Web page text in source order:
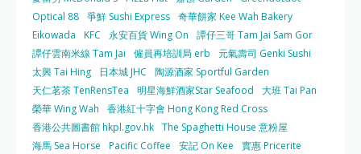
Optical 88 爭鮮 Sushi Express 奇華餅家 Kee Wah Bakery
Eikowada
KFC 永安百貨 Wing On
譚仔三哥 Tam Jai Sam Gor
譚仔雲南米線 Tam Jai
僱員再培訓局 erb
元氣壽司 Genki Sushi
太興 Tai Hing
日本城 JHC
陶源酒家 Sportful Garden
天仁茗茶 TenRensTea
明星海鮮酒家Star Seafood
大班 Tai Pan
榮華 Wing Wah
香港紅十字會 Hong Kong Red Cross
香港公共圖書館 hkpl.gov.hk The Spaghetti House 意粉屋
海馬 Sea Horse
Pacific Coffee 安記 On Kee
實惠 Pricerite